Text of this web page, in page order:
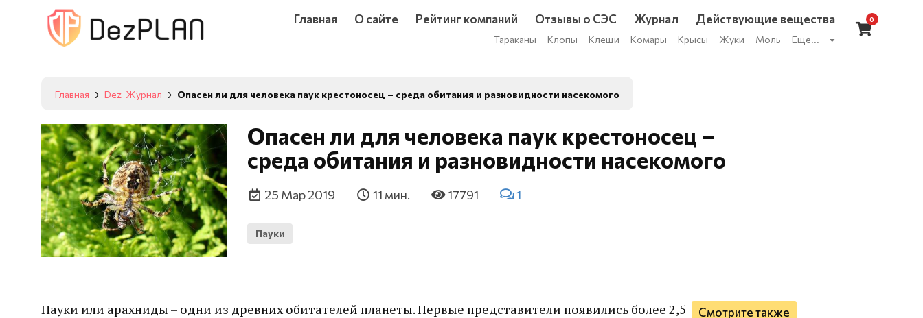
Главная О сайте Рейтинг компаний Отзывы о СЭС Журнал Действующие вещества
Тараканы Клопы Клещи Комары Крысы Жуки Моль Еще...
0
Главная Dez-Журнал Опасен ли для человека паук крестоносец – среда обитания и разновидности насекомого
Опасен ли для человека паук крестоносец –
среда обитания и разновидности насекомого
25 Мар 2019 11 мин. 17791 1
Пауки
Пауки или арахниды – одни из древних обитателей планеты. Первые представители появились более 2,5
Смотрите также